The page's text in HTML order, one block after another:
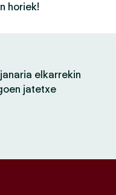
horiek!
elkarrekin
jatetxe